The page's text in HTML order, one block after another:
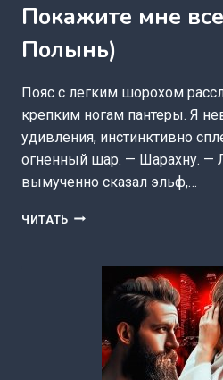
Покажите мне
Полынь)
Пояс с легким шорохом
крепким ногам пантеры. Я
удивления, инстинктивно
огненный шар. — Шарахну. —
вымученно сказал эльф,…
ЧИТАТЬ МУЖЬЯ
ПОКАЖИТЕ
(КИРА
ПОЛЫНЬ)